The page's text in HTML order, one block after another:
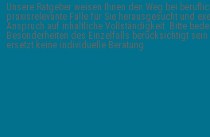
Unsere Ratgeber weisen Ihnen den Weg bei
praxisrelevante Fälle für Sie herausgesucht und
Anspruch auf inhaltliche Vollständigkeit. Bitte
Besonderheiten des Einzelfalls berücksichtigt sein
ersetzt keine individuelle Beratung.